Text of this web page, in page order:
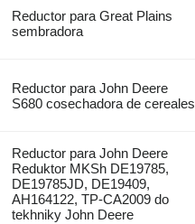
Reductor para Great Plains
sembradora
Reductor para John Deere
S680 cosechadora de cereales
Reductor para John Deere
Reduktor MKSh DE19785,
DE19785JD, DE19409,
AH164122, TP-CA2009 do
tekhniky John Deere